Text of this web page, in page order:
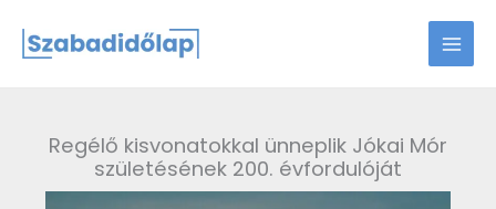
content
Regélő kisvonatokkal ünneplik Jókai Mór
születésének 200. évfordulóját